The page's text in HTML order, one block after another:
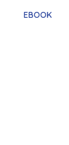
EBOOK